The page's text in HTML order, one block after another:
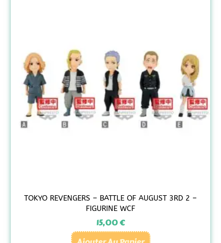
TOKYO REVENGERS – BATTLE OF AUGUST 3RD 2 –
FIGURINE WCF
15,00€